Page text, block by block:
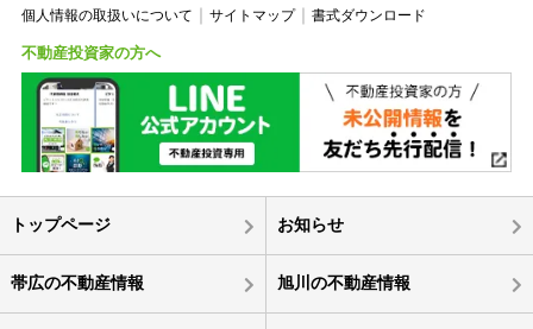
個人情報の取扱いについて
サイトマップ 書式ダウンロード
不動産投資家の方へ
トップページ お知らせ
帯広の不動産情報 旭川の不動産情報